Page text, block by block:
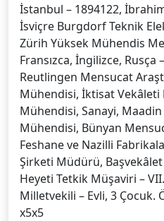
İstanbul – 1894122,
İsviçre Burgdorf Teknik
Zürih Yüksek Mühendis
Fransızca, İngilizce,
Reutlingen Mensucat
Mühendisi, İktisat Vekâleti
Mühendisi, Sanayi,
Mühendisi, Bünyan
Feshane ve Nazilli
Şirketi Müdürü,
Heyeti Tetkik Müşaviri –
Milletvekili – Evli, 3 Çocuk.
x5x5